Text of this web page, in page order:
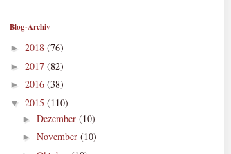
Blog-Archiv
► 2018 (76)
► 2017 (82)
► 2016 (38)
▼ 2015 (110)
► Dezember (10)
► November (10)